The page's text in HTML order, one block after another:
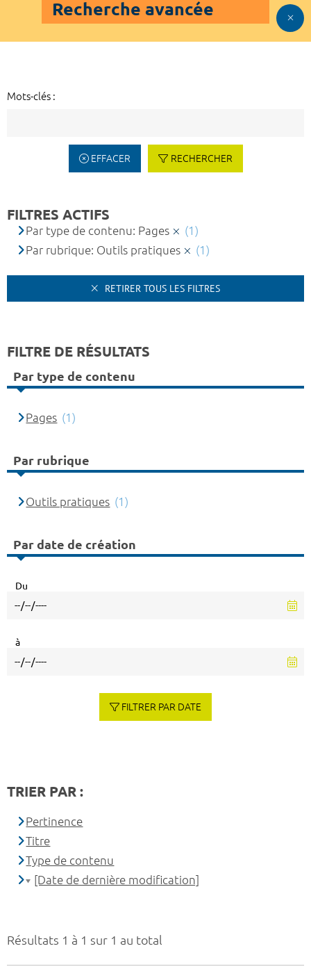
Recherche avancée
Mots-clés :
EFFACER RECHERCHER
Résultats 1 à 1 sur 1 au total
FILTRES ACTIFS
Par type de contenu: Pages
(1)
Par rubrique: Outils pratiques
(1)
RETIRER TOUS LES FILTRES
FILTRE DE RÉSULTATS
Par type de contenu
Pages (1)
Par rubrique
Outils pratiques (1)
Par date de création
Du
à
FILTRER PAR DATE
TRIER PAR :
Pertinence
Titre
Type de contenu
[Date de dernière modification]